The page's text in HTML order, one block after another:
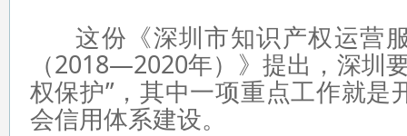
这份《深圳市知识产权运营
（2018—2020年）》提出，深圳
权保护”，其中一项重点工作就是
会信用体系建设。